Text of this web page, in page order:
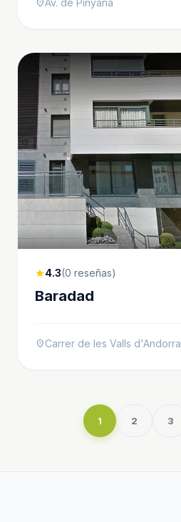
location_on
star4.3(0 reseñas)
Baradad
location_onCarrer de les Valls d'Andorra
1 2 3